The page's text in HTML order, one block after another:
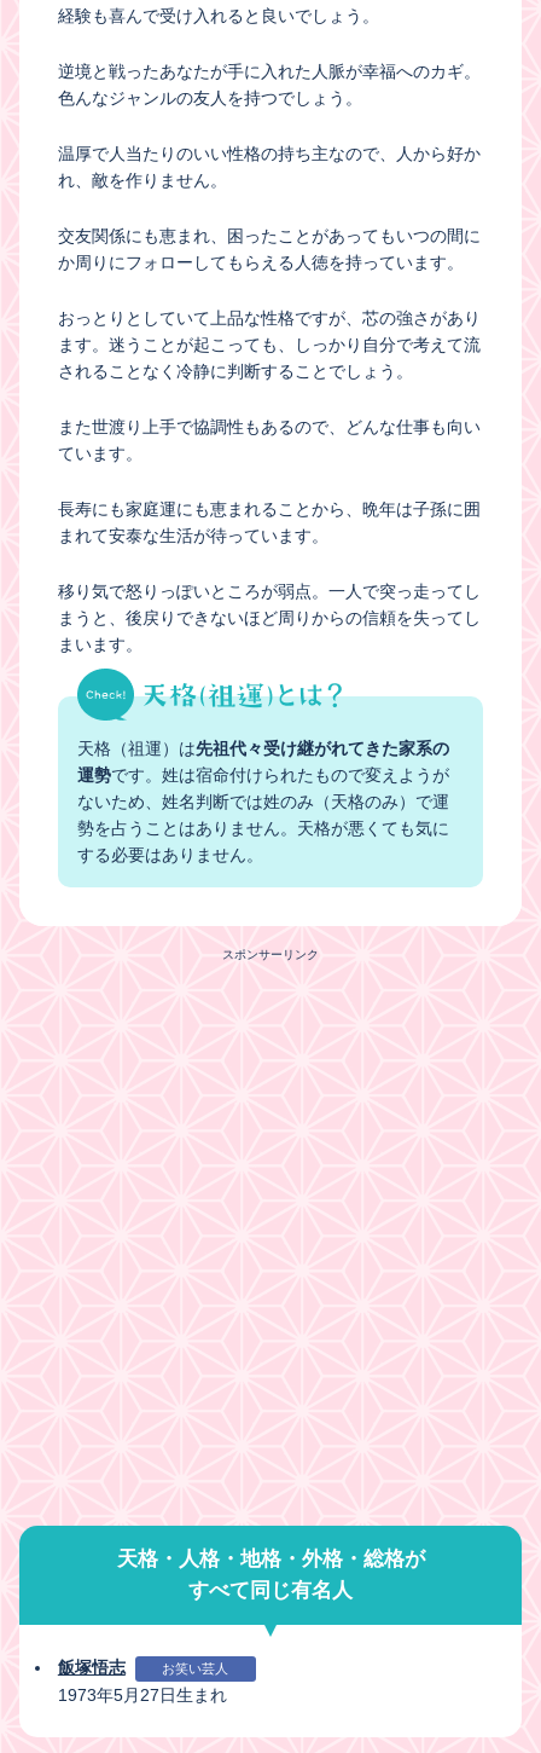
経験も喜んで受け入れると良いでしょう。
逆境と戦ったあなたが手に入れた人脈が幸福へのカギ。
色んなジャンルの友人を持つでしょう。
温厚で人当たりのいい性格の持ち主なので、人から好か
れ、敵を作りません。
交友関係にも恵まれ、困ったことがあってもいつの間に
か周りにフォローしてもらえる人徳を持っています。
おっとりとしていて上品な性格ですが、芯の強さがあり
ます。迷うことが起こっても、しっかり自分で考えて流
されることなく冷静に判断することでしょう。
また世渡り上手で協調性もあるので、どんな仕事も向い
ています。
長寿にも家庭運にも恵まれることから、晩年は子孫に囲
まれて安泰な生活が待っています。
移り気で怒りっぽいところが弱点。一人で突っ走ってし
まうと、後戻りできないほど周りからの信頼を失ってし
まいます。
天格（祖運）は先祖代々受け継がれてきた家系の
運勢です。姓は宿命付けられたもので変えようが
ないため、姓名判断では姓のみ（天格のみ）で運
勢を占うことはありません。天格が悪くても気に
する必要はありません。
スポンサーリンク
天格・人格・地格・外格・総格が
すべて同じ有名人
飯塚悟志 お笑い芸人
1973年5月27日生まれ